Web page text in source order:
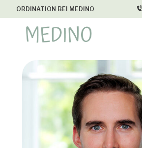
ORDINATION BEI MEDINO